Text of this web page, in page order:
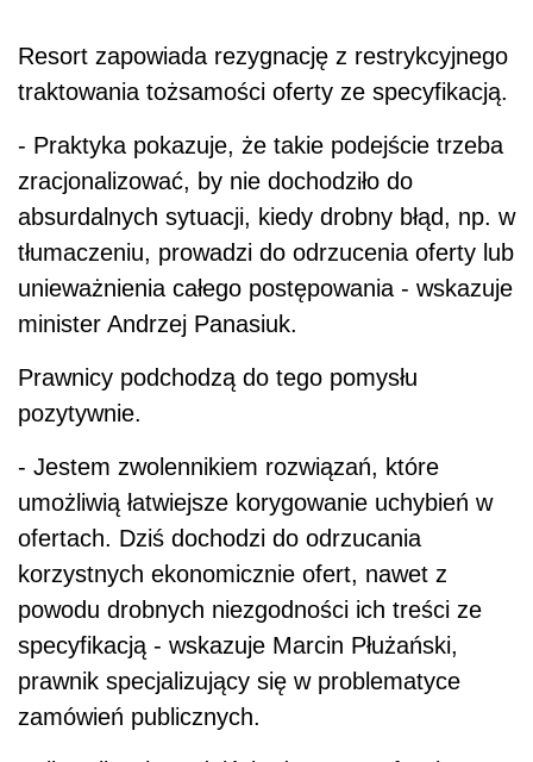
Resort zapowiada rezygnację z restrykcyjnego
traktowania tożsamości oferty ze specyfikacją.
- Praktyka pokazuje, że takie podejście trzeba
zracjonalizować, by nie dochodziło do
absurdalnych sytuacji, kiedy drobny błąd, np. w
tłumaczeniu, prowadzi do odrzucenia oferty lub
unieważnienia całego postępowania - wskazuje
minister Andrzej Panasiuk.
Prawnicy podchodzą do tego pomysłu
pozytywnie.
- Jestem zwolennikiem rozwiązań, które
umożliwią łatwiejsze korygowanie uchybień w
ofertach. Dziś dochodzi do odrzucania
korzystnych ekonomicznie ofert, nawet z
powodu drobnych niezgodności ich treści ze
specyfikacją - wskazuje Marcin Płużański,
prawnik specjalizujący się w problematyce
zamówień publicznych.